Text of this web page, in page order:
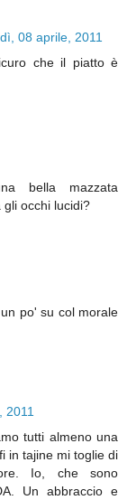
08 aprile, 2011
che il piatto è
bella mazzata
occhi lucidi?
po' su col morale
2011
tutti almeno una
in tajine mi toglie di
Io, che sono
Un abbraccio e